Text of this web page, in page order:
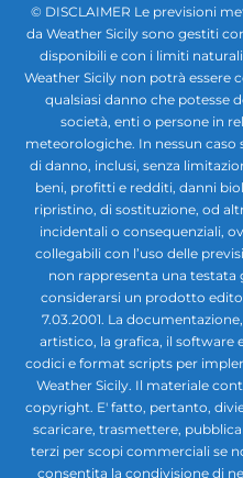
© DISCLAIMER Le previsioni
da Weather Sicily sono gestiti
disponibili e con i limiti
Weather Sicily non potrà essere
qualsiasi danno che potesse
società, enti o persone in
meteorologiche. In nessun caso
di danno, inclusi, senza
beni, profitti e redditi, danni
ripristino, di sostituzione, od
incidentali o consequenziali,
collegabili con l’uso delle
non rappresenta una
considerarsi un prodotto
7.03.2001. La
artistico, la grafica, il
codici e format scripts per
Weather Sicily. Il materiale
copyright. E' fatto, pertanto,
scaricare, trasmettere,
terzi per scopi commerciali se
consentita la condivisione di